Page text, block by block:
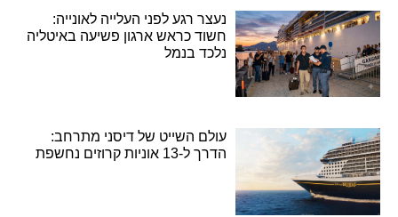
נעצר רגע לפני העלייה לאונייה:
חשוד כראש ארגון פשיעה באיטליה
נלכד בנמל
עולם השייט של דיסני מתרחב:
הדרך ל-13 אוניות קרוזים נחשפת